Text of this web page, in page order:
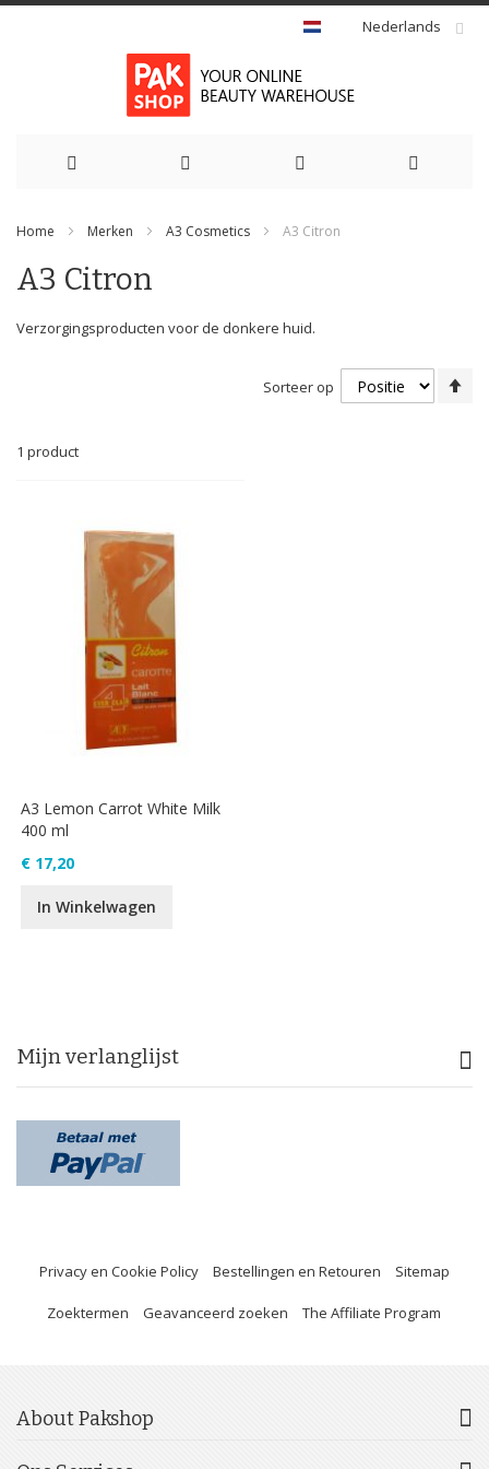
Nederlands
de
inhoud
Home Merken A3 Cosmetics A3 Citron
A3 Citron
Verzorgingsproducten voor de donkere huid.
1 product
Sorteer op
A3 Lemon Carrot White Milk
400 ml
€ 17,20
In Winkelwagen
Mijn verlanglijst
Privacy en Cookie Policy Bestellingen en Retouren Sitemap
Zoektermen Geavanceerd zoeken The Affiliate Program
About Pakshop